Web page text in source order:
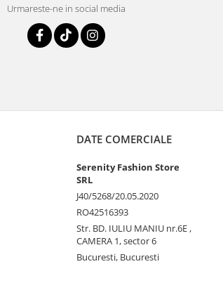
Urmareste-ne in social media
DATE COMERCIALE
Serenity Fashion Store
SRL
J40/5268/20.05.2020
RO42516393
Str. BD. IULIU MANIU nr.6E ,
CAMERA 1, sector 6
Bucuresti, Bucuresti